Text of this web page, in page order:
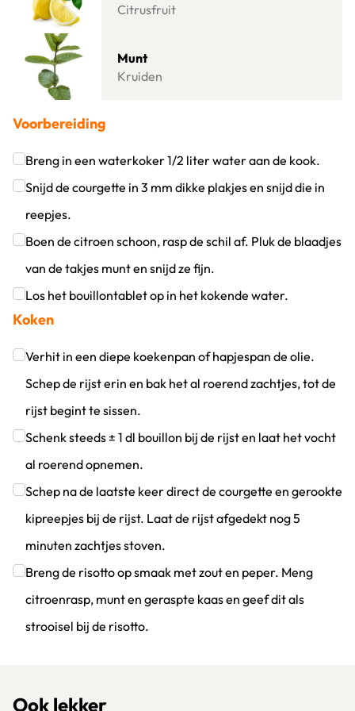
Citrusfruit
Munt
Kruiden
Lees meer over Munt
Voorbereiding
Breng in een waterkoker 1/2 liter water aan de kook.
Klik om dit selectievakje aan te vinken
Snijd de courgette in 3 mm dikke plakjes en snijd die in
reepjes.
Klik om dit selectievakje aan te vinken
Boen de citroen schoon, rasp de schil af. Pluk de blaadjes
van de takjes munt en snijd ze fijn.
Klik om dit selectievakje aan te vinken
Los het bouillontablet op in het kokende water.
Klik om dit selectievakje aan te vinken
Koken
Verhit in een diepe koekenpan of hapjespan de olie.
Schep de rijst erin en bak het al roerend zachtjes, tot de
rijst begint te sissen.
Klik om dit selectievakje aan te vinken
Schenk steeds ± 1 dl bouillon bij de rijst en laat het vocht
al roerend opnemen.
Klik om dit selectievakje aan te vinken
Schep na de laatste keer direct de courgette en gerookte
kipreepjes bij de rijst. Laat de rijst afgedekt nog 5
minuten zachtjes stoven.
Klik om dit selectievakje aan te vinken
Breng de risotto op smaak met zout en peper. Meng
citroenrasp, munt en geraspte kaas en geef dit als
strooisel bij de risotto.
Ook lekker